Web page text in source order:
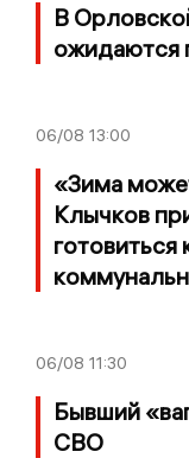
В
ожидаются
06/08 13:00
«Зима
Клычков
готовиться
06/08 11:30
Бывший
СВО